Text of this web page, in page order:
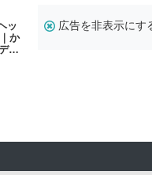
ッ
か
ザ
広告を非表示にす